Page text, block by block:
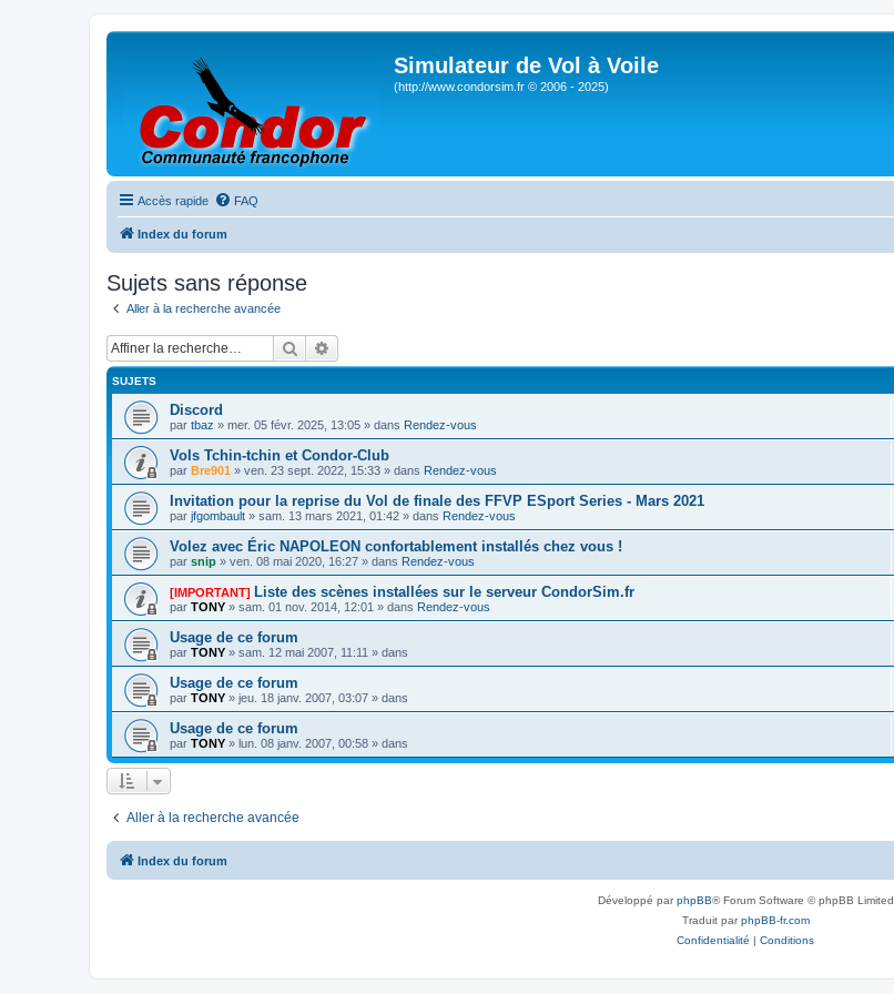
Simulateur de Vol à Voile
(http://www.condorsim.fr © 2006 - 2025)
Accès rapide FAQ
Index du forum
Sujets sans réponse
Aller à la recherche avancée
Rechercher
SUJETS
Discord
par tbaz » mer. 05 févr. 2025, 13:05 » dans Rendez-vous
Vols Tchin-tchin et Condor-Club
par Bre901 » ven. 23 sept. 2022, 15:33 » dans Rendez-vous
Invitation pour la reprise du Vol de finale des FFVP ESport Series - Mars 2021
par jfgombault » sam. 13 mars 2021, 01:42 » dans Rendez-vous
Volez avec Éric NAPOLEON confortablement installés chez vous !
par snip » ven. 08 mai 2020, 16:27 » dans Rendez-vous
[IMPORTANT] Liste des scènes installées sur le serveur CondorSim.fr
par TONY » sam. 01 nov. 2014, 12:01 » dans Rendez-vous
Usage de ce forum
par TONY » sam. 12 mai 2007, 11:11 » dans
Usage de ce forum
par TONY » jeu. 18 janv. 2007, 03:07 » dans
Usage de ce forum
par TONY » lun. 08 janv. 2007, 00:58 » dans
Aller à la recherche avancée
Index du forum
Développé parphpBB® Forum Software © phpBB Limited
Traduit parphpBB-fr.com
Confidentialité | Conditions